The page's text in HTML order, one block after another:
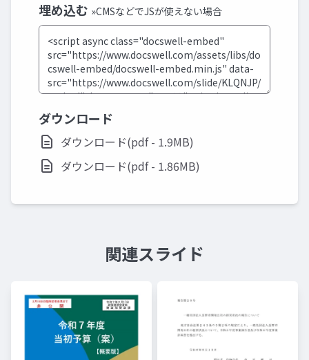
埋め込む »CMSなどでJSが使えない場合
ダウンロード
ダウンロード(pdf - 1.9MB)
ダウンロード(pdf - 1.86MB)
関連スライド